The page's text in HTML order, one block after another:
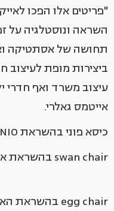
"פריטים אלו הפכו
השראה ונוסטלגיה על
תחושה של אסתטיקה
ביצירות מופת לעיצוב
עיצוב משרד ואף חדרי
אייטמס גאלרי.
כיסא פוני בהשראת EERO AARNIO.
swan chair בהשראת ארני יעקובסון.
egg chair בהשראת הארכיטקט הדני Arne Jacobsen.